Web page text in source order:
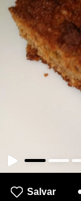
Salvar